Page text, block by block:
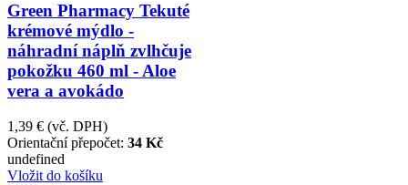
Green Pharmacy Tekuté
krémové mýdlo -
náhradní náplň zvlhčuje
pokožku 460 ml - Aloe
vera a avokádo
1,39 € (vč. DPH)
Orientační přepočet: 34 Kč
undefined
Vložit do košíku